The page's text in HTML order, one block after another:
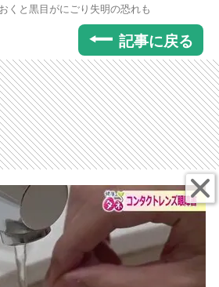
くと黒目がにごり失明の恐れも
記事に戻る